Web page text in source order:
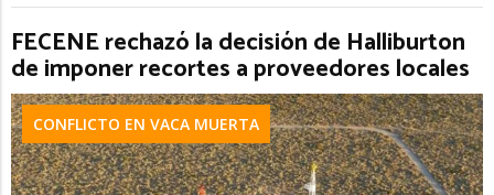
FECENE rechazó la decisión de Halliburton
de imponer recortes a proveedores locales
CONFLICTO EN VACA MUERTA